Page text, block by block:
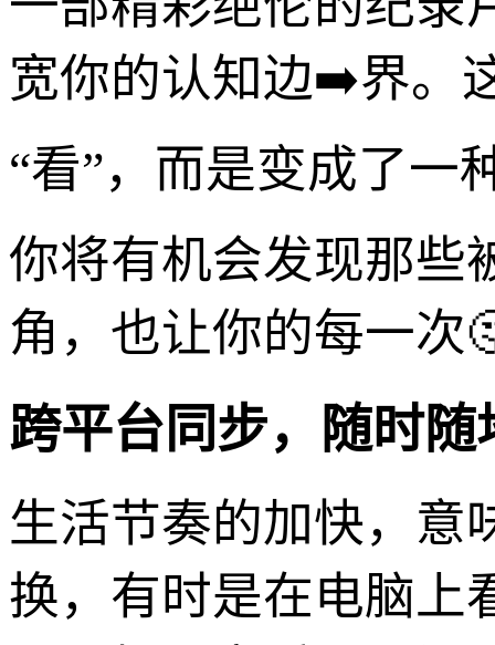
宽你的认知边➡️界。
“看”，而是变成了一
你将有机会发现那些
角，也让你的每一次
跨平台同步，随时
生活节奏的加快，意
换，有时是在电脑上